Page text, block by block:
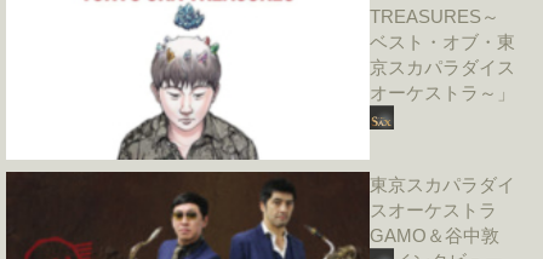
TREASURES～
ベスト・オブ・東
京スカパラダイス
オーケストラ～」
東京スカパラダイ
スオーケストラ
GAMO＆谷中敦